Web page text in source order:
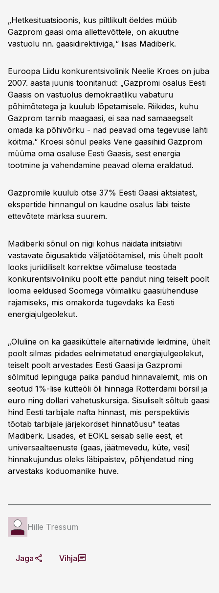
„Hetkesituatsioonis, kus piltlikult öeldes müüb
Gazprom gaasi oma allettevõttele, on akuutne
vastuolu nn. gaasidirektiiviga,“ lisas Madiberk.
Euroopa Liidu konkurentsivolinik Neelie Kroes on juba
2007. aasta juunis toonitanud: „Gazpromi osalus Eesti
Gaasis on vastuolus demokraatliku vabaturu
põhimõtetega ja kuulub lõpetamisele. Riikides, kuhu
Gazprom tarnib maagaasi, ei saa nad samaaegselt
omada ka põhivõrku - nad peavad oma tegevuse lahti
köitma.“ Kroesi sõnul peaks Vene gaasihiid Gazprom
müüma oma osaluse Eesti Gaasis, sest energia
tootmine ja vahendamine peavad olema eraldatud.
Gazpromile kuulub otse 37% Eesti Gaasi aktsiatest,
ekspertide hinnangul on kaudne osalus läbi teiste
ettevõtete märksa suurem.
Madiberki sõnul on riigi kohus näidata initsiatiivi
vastavate õigusaktide väljatöötamisel, mis ühelt poolt
looks juriidiliselt korrektse võimaluse teostada
konkurentsivoliniku poolt ette pandut ning teiselt poolt
looma eeldused Soomega võimaliku gaasiühenduse
rajamiseks, mis omakorda tugevdaks ka Eesti
energiajulgeolekut.
„Oluline on ka gaasiküttele alternatiivide leidmine, ühelt
poolt silmas pidades eelnimetatud energiajulgeolekut,
teiselt poolt arvestades Eesti Gaasi ja Gazpromi
sõlmitud lepinguga paika pandud hinnavalemit, mis on
seotud 1%-lise kütteõli õli hinnaga Rotterdami börsil ja
euro ning dollari vahetuskursiga. Sisuliselt sõltub gaasi
hind Eesti tarbijale nafta hinnast, mis perspektiivis
tõotab tarbijale järjekordset hinnatõusu“ teatas
Madiberk. Lisades, et EOKL seisab selle eest, et
universaalteenuste (gaas, jäätmevedu, küte, vesi)
hinnakujundus oleks läbipaistev, põhjendatud ning
arvestaks koduomanike huve.
Hille Tressum
Jaga Vihja